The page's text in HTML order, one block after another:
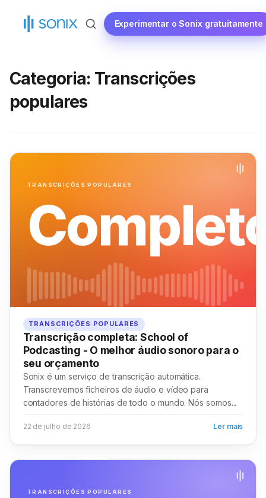
Experimentar o Sonix gratuitamente
Categoria: Transcrições
populares
TRANSCRIÇÕES POPULARES
TRANSCRIÇÕES POPULARES
Transcrição completa: School of
Podcasting - O melhor áudio sonoro para o
seu orçamento
Sonix é um serviço de transcrição automática.
Transcrevemos ficheiros de áudio e vídeo para
contadores de histórias de todo o mundo. Nós somos...
22 de julho de 2026 Ler mais
TRANSCRIÇÕES POPULARES